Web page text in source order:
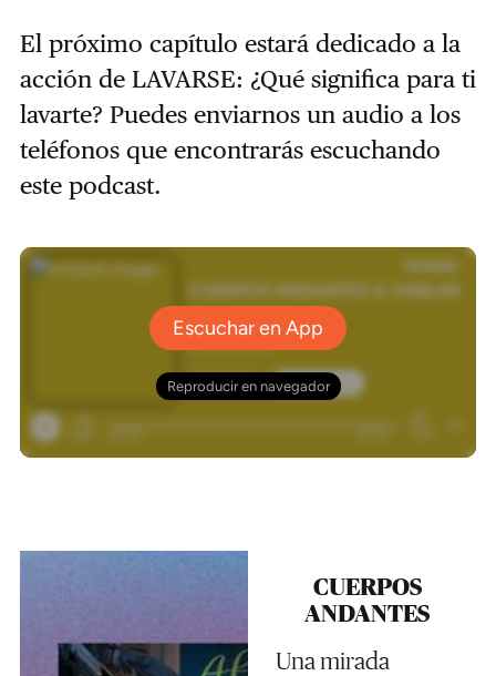
El próximo capítulo estará dedicado a la
acción de LAVARSE: ¿Qué significa para ti
lavarte? Puedes enviarnos un audio a los
teléfonos que encontrarás escuchando
este podcast.
CUERPOS
ANDANTES
Una mirada